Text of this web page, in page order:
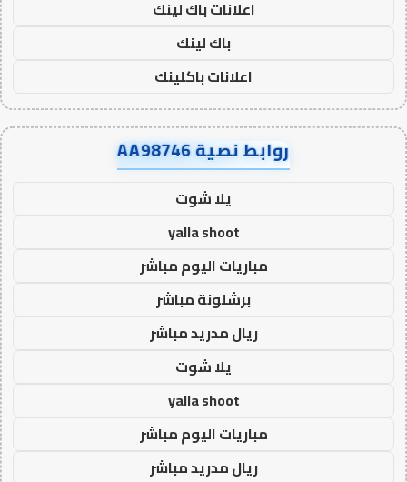
اعلانات باك لينك
باك لينك
اعلانات باكلينك
روابط نصية AA98746
يلا شوت
yalla shoot
مباريات اليوم مباشر
برشلونة مباشر
ريال مدريد مباشر
يلا شوت
yalla shoot
مباريات اليوم مباشر
ريال مدريد مباشر